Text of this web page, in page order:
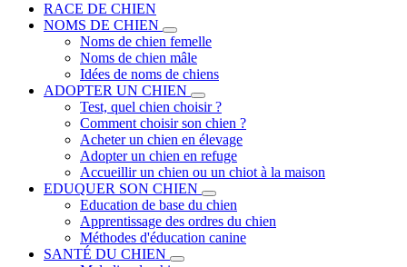
RACE DE CHIEN
NOMS DE CHIEN
Noms de chien femelle
Noms de chien mâle
Idées de noms de chiens
ADOPTER UN CHIEN
Test, quel chien choisir ?
Comment choisir son chien ?
Acheter un chien en élevage
Adopter un chien en refuge
Accueillir un chien ou un chiot à la maison
EDUQUER SON CHIEN
Education de base du chien
Apprentissage des ordres du chien
Méthodes d'éducation canine
SANTÉ DU CHIEN